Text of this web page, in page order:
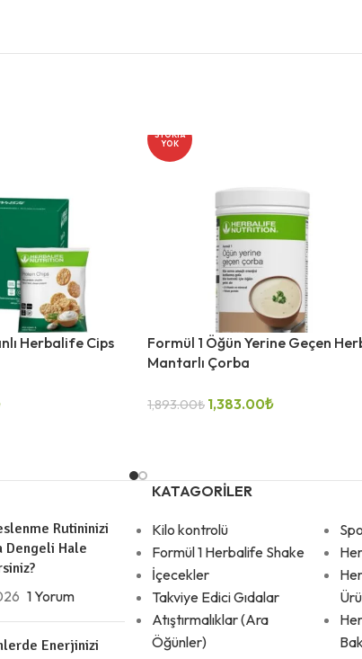
Herbalife Cips
STOKTA
YOK
Formül 1 Öğün Yerine Geçen
Mantarlı Çorba
1,893.00₺ 1,383.00₺
Rutininizi
Dengeli Hale
1 Yorum
Enerjinizi
KATAGORILER
Kilo kontrolü
Formül 1 Herbalife Shake
İçecekler
Takviye Edici Gıdalar
Atıştırmalıklar (Ara
Öğünler)